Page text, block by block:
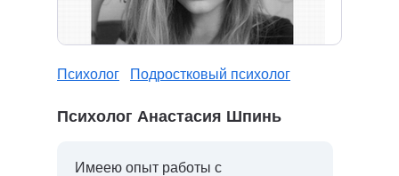
Психолог Подростковый психолог
Психолог Анастасия Шпинь
Имеею опыт работы с